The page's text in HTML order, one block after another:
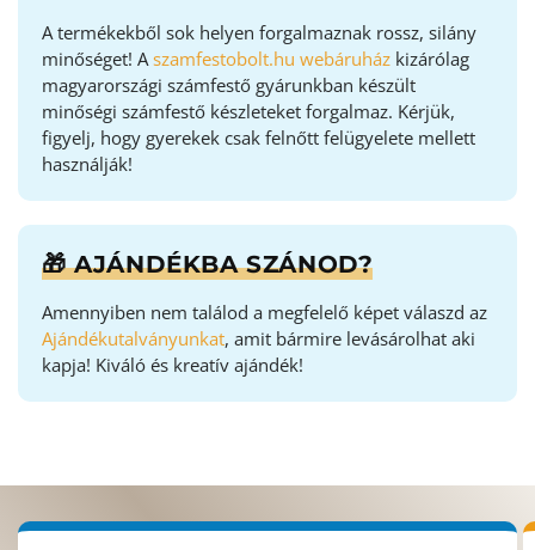
A termékekből sok helyen forgalmaznak rossz, silány
minőséget! A szamfestobolt.hu webáruház kizárólag
magyarországi számfestő gyárunkban készült
minőségi számfestő készleteket forgalmaz. Kérjük,
figyelj, hogy gyerekek csak felnőtt felügyelete mellett
használják!
🎁 AJÁNDÉKBA SZÁNOD?
Amennyiben nem találod a megfelelő képet válaszd az
Ajándékutalványunkat, amit bármire levásárolhat aki
kapja! Kiváló és kreatív ajándék!